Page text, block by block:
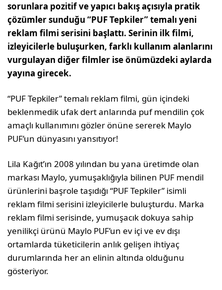
sorunlara pozitif ve yapıcı bakış açısıyla pratik
çözümler sunduğu “PUF Tepkiler” temalı yeni
reklam filmi serisini başlattı. Serinin ilk filmi,
izleyicilerle buluşurken, farklı kullanım alanlarını
vurgulayan diğer filmler ise önümüzdeki aylarda
yayına girecek.
“PUF Tepkiler” temalı reklam filmi, gün içindeki
beklenmedik ufak dert anlarında puf mendilin çok
amaçlı kullanımını gözler önüne sererek Maylo
PUF’un dünyasını yansıtıyor!
Lila Kağıt’ın 2008 yılından bu yana üretimde olan
markası Maylo, yumuşaklığıyla bilinen PUF mendil
ürünlerini başrole taşıdığı “PUF Tepkiler” isimli
reklam filmi serisini izleyicilerle buluşturdu. Marka
reklam filmi serisinde, yumuşacık dokuya sahip
yenilikçi ürünü Maylo PUF’un ev içi ve ev dışı
ortamlarda tüketicilerin anlık gelişen ihtiyaç
durumlarında her an elinin altında olduğunu
gösteriyor.